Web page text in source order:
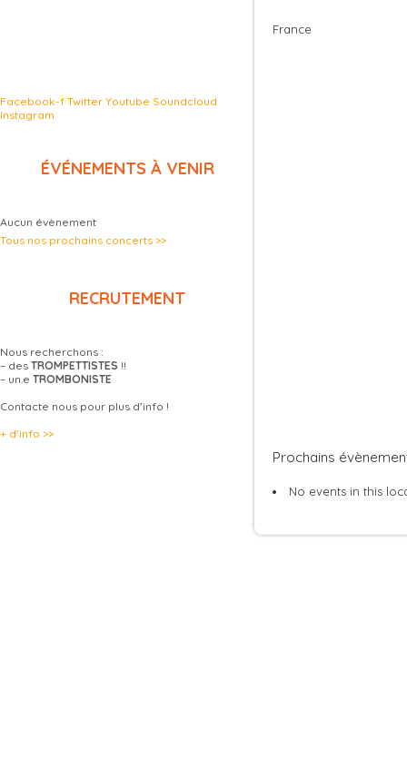
Facebook-f Twitter Youtube Soundcloud
Instagram
ÉVÉNEMENTS À VENIR
Aucun évènement
Tous nos prochains concerts >>
RECRUTEMENT
Nous recherchons :
– des TROMPETTISTES !!
– un.e TROMBONISTE
Contacte nous pour plus d’info !
+ d’info >>
France
Prochains
No events in this